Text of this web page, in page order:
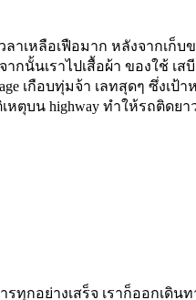
ลาเหลือเฟือมาก หลังจากเก็
กนั้นเราไปเสื้อผ้า ของใช้ เ
เกือบทุ่มจ้า เลทสุดๆ ซึ่งเป้า
ตุบน highway ทำให้รถติดย
กอย่างเสร็จ เราก็ออกเดินท